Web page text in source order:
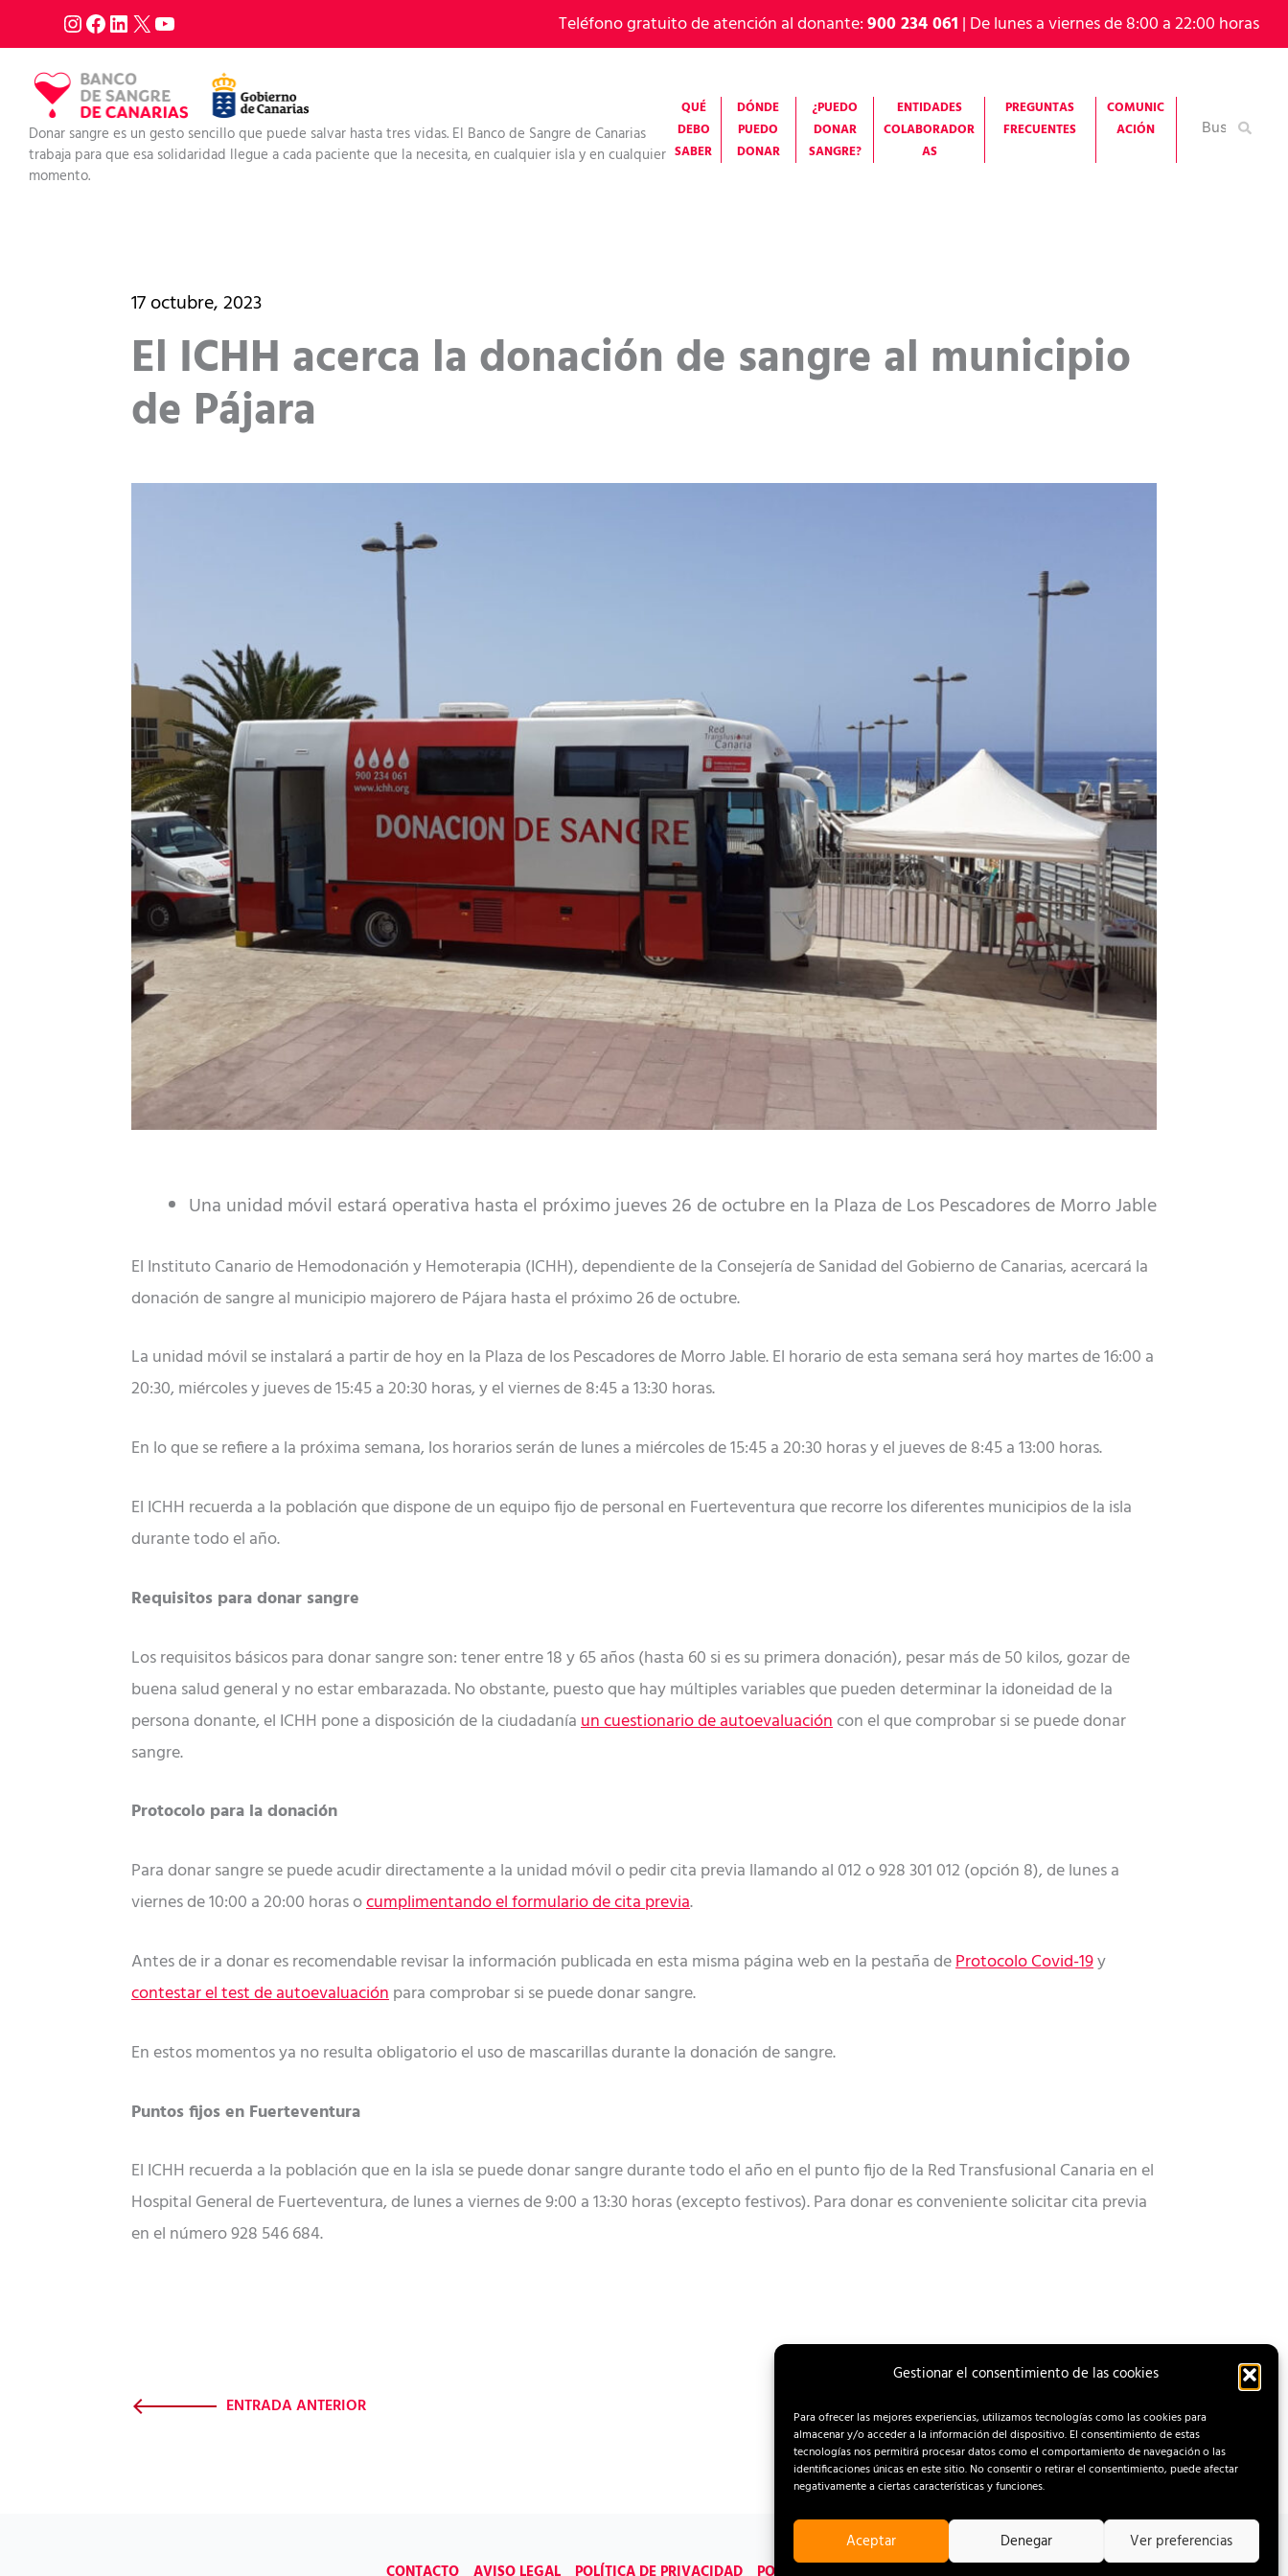
Gestionar el consentimiento de las cookies
Para ofrecer las mejores experiencias, utilizamos tecnologías como las cookies para
almacenar y/o acceder a la información del dispositivo. El consentimiento de estas
tecnologías nos permitirá procesar datos como el comportamiento de navegación o las
identificaciones únicas en este sitio. No consentir o retirar el consentimiento, puede afectar
negativamente a ciertas características y funciones.
Aceptar Denegar Ver preferencias
al
contenido
Teléfono gratuito de atención al donante:900 234 061 | De lunes a viernes de 8:00 a 22:00 horas
Donar sangre es un gesto sencillo que puede salvar hasta tres vidas. El Banco de Sangre de Canarias
trabaja para que esa solidaridad llegue a cada paciente que la necesita, en cualquier isla y en cualquier
momento.
QUÉ
DEBO
SABER
DÓNDE
PUEDO
DONAR
¿PUEDO
DONAR
SANGRE?
ENTIDADES
COLABORADOR
AS
PREGUNTAS
FRECUENTES
COMUNIC
ACIÓN
Buscar
17 octubre, 2023
El ICHH acerca la donación de sangre al municipio
de Pájara
Una unidad móvil estará operativa hasta el próximo jueves 26 de octubre en la Plaza de Los Pescadores de Morro Jable
El Instituto Canario de Hemodonación y Hemoterapia (ICHH), dependiente de la Consejería de Sanidad del Gobierno de Canarias, acercará la
donación de sangre al municipio majorero de Pájara hasta el próximo 26 de octubre.
La unidad móvil se instalará a partir de hoy en la Plaza de los Pescadores de Morro Jable. El horario de esta semana será hoy martes de 16:00 a
20:30, miércoles y jueves de 15:45 a 20:30 horas, y el viernes de 8:45 a 13:30 horas.
En lo que se refiere a la próxima semana, los horarios serán de lunes a miércoles de 15:45 a 20:30 horas y el jueves de 8:45 a 13:00 horas.
El ICHH recuerda a la población que dispone de un equipo fijo de personal en Fuerteventura que recorre los diferentes municipios de la isla
durante todo el año.
Requisitos para donar sangre
Los requisitos básicos para donar sangre son: tener entre 18 y 65 años (hasta 60 si es su primera donación), pesar más de 50 kilos, gozar de
buena salud general y no estar embarazada. No obstante, puesto que hay múltiples variables que pueden determinar la idoneidad de la
persona donante, el ICHH pone a disposición de la ciudadaníaun cuestionario de autoevaluacióncon el que comprobar si se puede donar
sangre.
Protocolo para la donación
Para donar sangre se puede acudir directamente a la unidad móvil o pedir cita previa llamando al 012 o 928 301 012 (opción 8), de lunes a
viernes de 10:00 a 20:00 horas ocumplimentando el formulario de cita previa.
Antes de ir a donar es recomendable revisar la información publicada en esta misma página web en la pestaña deProtocolo Covid-19y
contestar el test de autoevaluaciónpara comprobar si se puede donar sangre.
En estos momentos ya no resulta obligatorio el uso de mascarillas durante la donación de sangre.
Puntos fijos en Fuerteventura
El ICHH recuerda a la población que en la isla se puede donar sangre durante todo el año en el punto fijo de la Red Transfusional Canaria en el
Hospital General de Fuerteventura, de lunes a viernes de 9:00 a 13:30 horas (excepto festivos). Para donar es conveniente solicitar cita previa
en el número 928 546 684.
ENTRADA ANTERIOR